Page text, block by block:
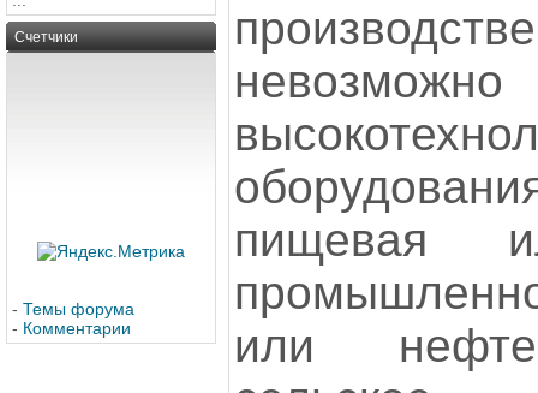
Счетчики
- Темы форума
- Комментарии
пищевая
или